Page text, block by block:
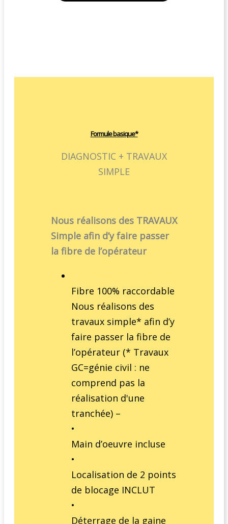
Formule basique*
DIAGNOSTIC + TRAVAUX
SIMPLE
Nous réalisons des TRAVAUX
Simple afin d’y faire passer
la fibre de l’opérateur
Fibre 100% raccordable
Nous réalisons des
travaux simple* afin d’y
faire passer la fibre de
l’opérateur (* Travaux
GC=génie civil : ne
comprend pas la
réalisation d'une
tranchée) –
•
Main d’oeuvre incluse
•
Localisation de 2 points
de blocage INCLUT
•
Déterrage de la gaine